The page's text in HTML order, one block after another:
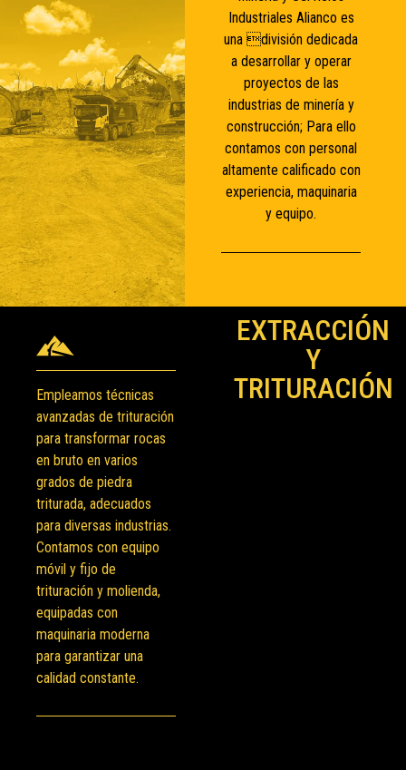
Industriales Alianco es
una división dedicada
a desarrollar y operar
proyectos de las
industrias de minería y
construcción; Para ello
contamos con personal
altamente calificado con
experiencia, maquinaria
y equipo.
Empleamos técnicas
avanzadas de trituración
para transformar rocas
en bruto en varios
grados de piedra
triturada, adecuados
para diversas industrias.
Contamos con equipo
móvil y fijo de
trituración y molienda,
equipadas con
maquinaria moderna
para garantizar una
calidad constante.
EXTRACCIÓN
Y
TRITURACIÓN